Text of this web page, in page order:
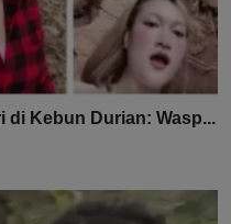
di Kebun Durian: Wasp...